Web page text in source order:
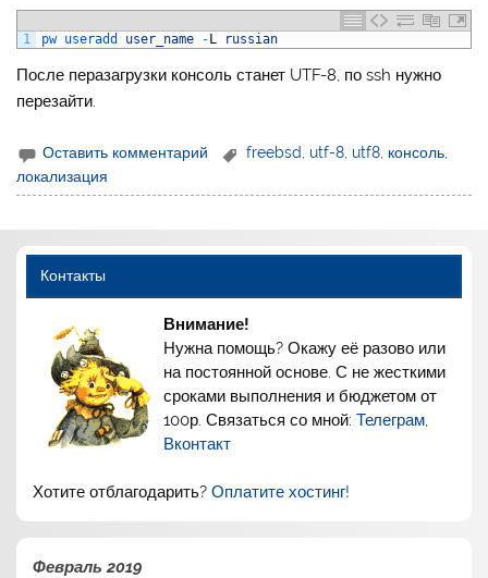
1 pw useradd user_name - L russian
После перазагрузки консоль станет UTF-8, по ssh нужно
перезайти.
Оставить комментарий freebsd utf-8 utf8 консоль
локализация
Контакты
Внимание!
Нужна помощь? Окажу её разово или
на постоянной основе. С не жесткими
сроками выполнения и бюджетом от
100р. Связаться со мной:Телеграм,
Вконтакт
Хотите отблагодарить?Оплатите хостинг!
Февраль 2019